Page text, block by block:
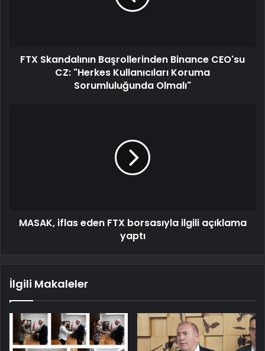
FTX Skandalının Başrollerinden Binance CEO'su
CZ: "Herkes Kullanıcıları Koruma
Sorumluluğunda Olmalı"
MASAK, iflas eden FTX borsasıyla ilgili açıklama
yaptı
İlgili Makaleler